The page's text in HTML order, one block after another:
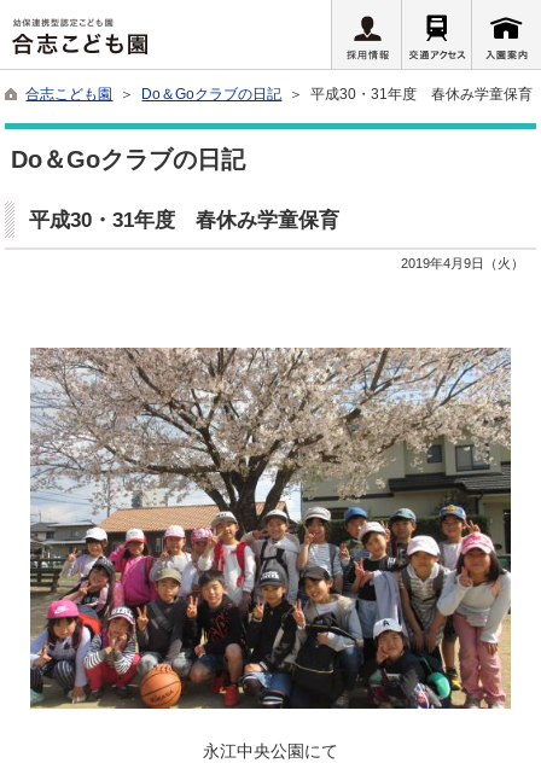
合志こども園 ＞ Do＆Goクラブの日記 ＞ 平成30・31年度 春休み学童保育
Do＆Goクラブの日記
平成30・31年度 春休み学童保育
2019年4月9日（火）
永江中央公園にて